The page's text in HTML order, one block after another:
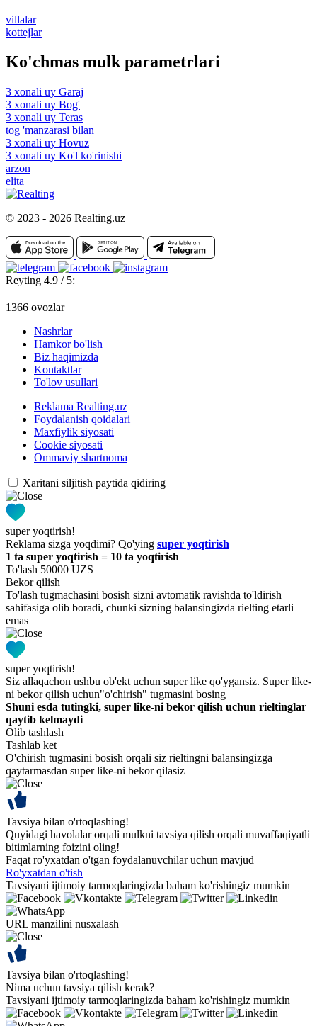
villalar
kottejlar
Ko'chmas mulk parametrlari
3 xonali uy Garaj
3 xonali uy Bog'
3 xonali uy Teras
tog 'manzarasi bilan
3 xonali uy Hovuz
3 xonali uy Ko'l ko'rinishi
arzon
elita
© 2023 - 2026 Realting.uz
Reyting 4.9 / 5:
1366 ovozlar
Nashrlar
Hamkor bo'lish
Biz haqimizda
Kontaktlar
To'lov usullari
Reklama Realting.uz
Foydalanish qoidalari
Maxfiylik siyosati
Cookie siyosati
Ommaviy shartnoma
Xaritani siljitish paytida qidiring
super yoqtirish!
Reklama sizga yoqdimi? Qo'ying super yoqtirish
1 ta super yoqtirish = 10 ta yoqtirish
To'lash 50000 UZS
Bekor qilish
To'lash tugmachasini bosish sizni avtomatik ravishda to'ldirish
sahifasiga olib boradi, chunki sizning balansingizda rielting etarli
emas
super yoqtirish!
Siz allaqachon ushbu ob'ekt uchun super like qo'ygansiz. Super like-
ni bekor qilish uchun"o'chirish" tugmasini bosing
Shuni esda tutingki, super like-ni bekor qilish uchun rieltinglar
qaytib kelmaydi
Olib tashlash
Tashlab ket
O'chirish tugmasini bosish orqali siz rieltingni balansingizga
qaytarmasdan super like-ni bekor qilasiz
Tavsiya bilan o'rtoqlashing!
Quyidagi havolalar orqali mulkni tavsiya qilish orqali muvaffaqiyatli
bitimlarning foizini oling!
Faqat ro'yxatdan o'tgan foydalanuvchilar uchun mavjud
Ro'yxatdan o'tish
Tavsiyani ijtimoiy tarmoqlaringizda baham ko'rishingiz mumkin
URL manzilini nusxalash
Tavsiya bilan o'rtoqlashing!
Nima uchun tavsiya qilish kerak?
Tavsiyani ijtimoiy tarmoqlaringizda baham ko'rishingiz mumkin